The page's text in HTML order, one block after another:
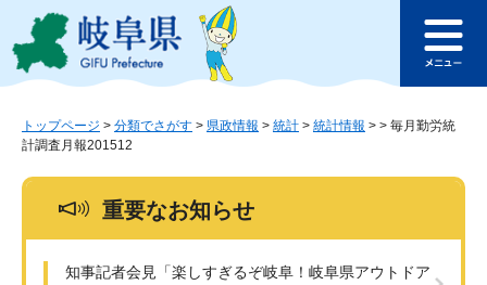
ジ
ュ
このページの本文へ
ュ
トップページ > 分類でさがす > 県政情報 > 統計 > 統計情報 > > 毎月勤労統
計調査月報201512
重要なお知らせ
知事記者会見「楽しすぎるぞ岐阜！岐阜県アウトドア